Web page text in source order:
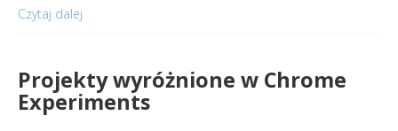
Czytaj dalej
Projekty wyróżnione w Chrome
Experiments